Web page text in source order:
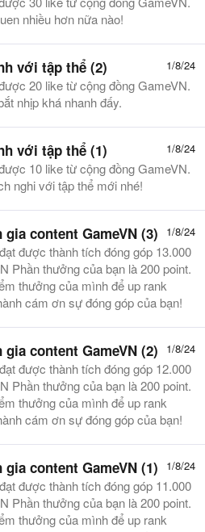
nhiều hơn nữa nào!
1/8/24
với tập thể (2)
20 like từ cộng đồng GameVN.
nhịp khá nhanh đấy.
1/8/24
với tập thể (1)
10 like từ cộng đồng GameVN.
nghi với tập thể mới nhé!
1/8/24
content GameVN (3)
được thành tích đóng góp 13.000
Phần thưởng của bạn là 200 point.
thưởng của mình để up rank
cám ơn sự đóng góp của bạn!
1/8/24
content GameVN (2)
được thành tích đóng góp 12.000
Phần thưởng của bạn là 200 point.
thưởng của mình để up rank
cám ơn sự đóng góp của bạn!
1/8/24
content GameVN (1)
được thành tích đóng góp 11.000
Phần thưởng của bạn là 200 point.
thưởng của mình để up rank